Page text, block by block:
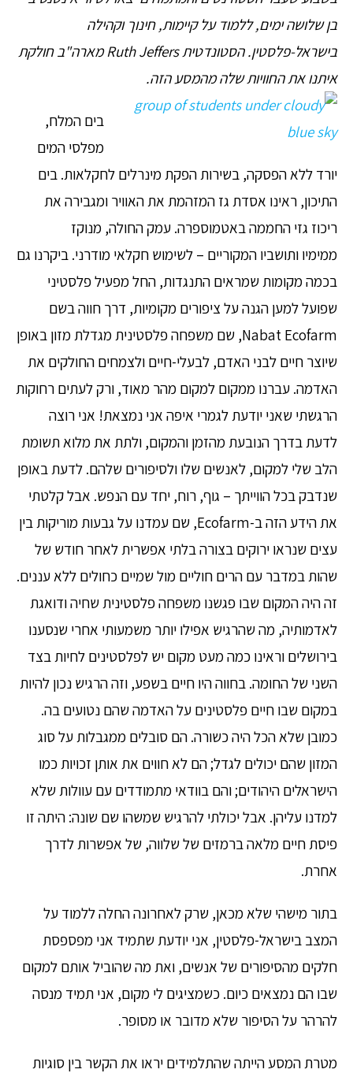
בן שלושה ימים, ללמוד על קיימות, חינוך וקהילה
בישראל-פלסטין. הסטונדטית Ruth Jeffers מארה"ב חולקת
איתנו את החוויות שלה מהמסע הזה.
בים המלח,
מפלסי המים
יורד ללא הפסקה, בשירות הפקת מינרלים לחקלאות. בים
התיכון, ראינו אסדת גז המזהמת את האוויר ומגבירה את
ריכוז גזי החממה באטמוספרה. עמק החולה, מנוקז
ממימיו ותושביו המקוריים – לשימוש חקלאי מודרני. ביקרנו גם
בכמה מקומות שמראים התנגדות, החל מפעיל פלסטיני
שפועל למען הגנה על ציפורים מקומיות, דרך חווה בשם
Nabat Ecofarm, שם משפחה פלסטינית מגדלת מזון באופן
שיוצר חיים לבני האדם, לבעלי-חיים ולצמחים החולקים את
האדמה. עברנו ממקום למקום מהר מאוד, ורק לעתים רחוקות
הרגשתי שאני יודעת לגמרי איפה אני נמצאת! אני רוצה
לדעת בדרך הנובעת מהזמן והמקום, ולתת את מלוא תשומת
הלב שלי למקום, לאנשים שלו ולסיפורים שלהם. לדעת באופן
שנדבק בכל הווייתך – גוף, רוח, יחד עם הנפש. אבל קלטתי
את הידע הזה ב-Ecofarm, שם עמדנו על גבעות מוריקות בין
עצים שנראו ירוקים בצורה בלתי אפשרית לאחר חודש של
שהות במדבר עם הרים חוליים מול שמיים כחולים ללא עננים.
זה היה המקום שבו פגשנו משפחה פלסטינית שחיה ודואגת
לאדמותיה, מה שהרגיש אפילו יותר משמעותי אחרי שנסענו
בירושלים וראינו כמה מעט מקום יש לפלסטינים לחיות בצד
השני של החומה. בחווה היו חיים בשפע, וזה הרגיש נכון להיות
במקום שבו חיים פלסטינים על האדמה שהם נטועים בה.
כמובן שלא הכל היה כשורה. הם סובלים ממגבלות על סוג
המזון שהם יכולים לגדל; הם לא חווים את אותן זכויות כמו
הישראלים היהודים; והם בוודאי מתמודדים עם עוולות שלא
למדנו עליהן. אבל יכולתי להרגיש שמשהו שם שונה: היתה זו
פיסת חיים מלאה ברמזים של שלווה, של אפשרות לדרך
אחרת.
בתור מישהי שלא מכאן, שרק לאחרונה החלה ללמוד על
המצב בישראל-פלסטין, אני יודעת שתמיד אני מפספסת
חלקים מהסיפורים של אנשים, ואת מה שהוביל אותם למקום
שבו הם נמצאים כיום. כשמציגים לי מקום, אני תמיד מנסה
להרהר על הסיפור שלא מדובר או מסופר.
מטרת המסע הייתה שהתלמידים יראו את הקשר בין סוגיות